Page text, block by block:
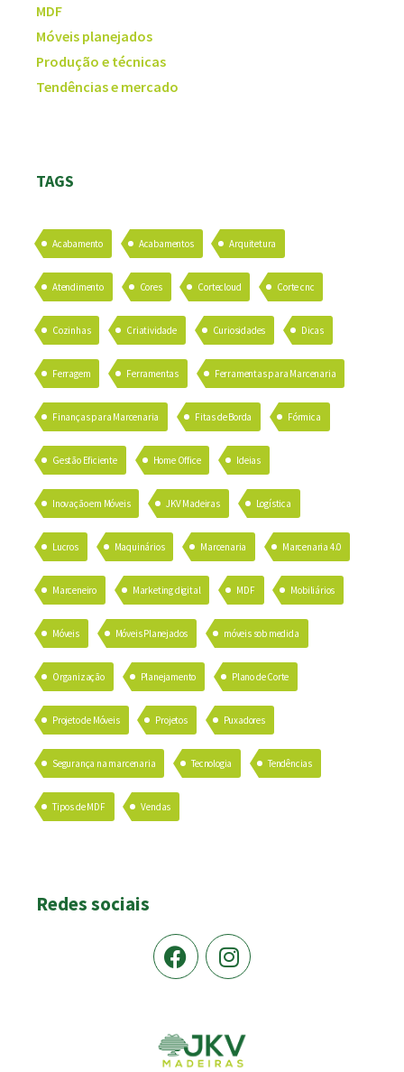
MDF
Móveis planejados
Produção e técnicas
Tendências e mercado
TAGS
Acabamento Acabamentos Arquitetura
Atendimento Cores Cortecloud Corte cnc
Cozinhas Criatividade Curiosidades Dicas
Ferragem Ferramentas Ferramentas para Marcenaria
Finanças para Marcenaria Fitas de Borda Fórmica
Gestão Eficiente Home Office Ideias
Inovação em Móveis JKV Madeiras Logística
Lucros Maquinários Marcenaria Marcenaria 4.0
Marceneiro Marketing digital MDF Mobiliários
Móveis Móveis Planejados móveis sob medida
Organização Planejamento Plano de Corte
Projeto de Móveis Projetos Puxadores
Segurança na marcenaria Tecnologia Tendências
Tipos de MDF Vendas
Redes sociais